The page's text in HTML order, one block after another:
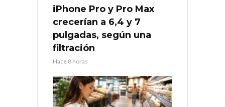
iPhone Pro y Pro Max
crecerían a 6,4 y 7
pulgadas, según una
filtración
Hace 8 horas